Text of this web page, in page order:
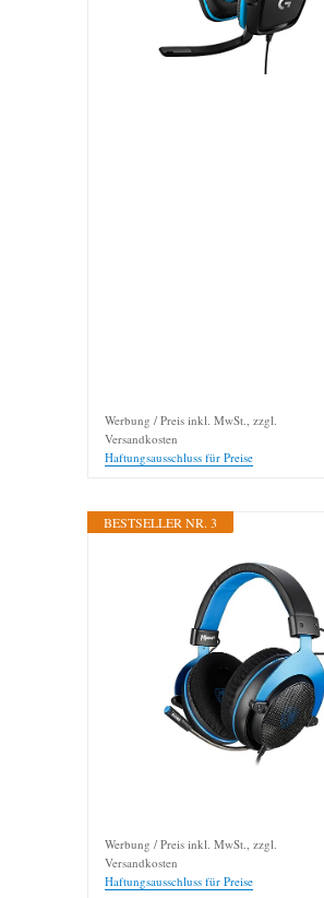
Werbung / Preis inkl. MwSt., zzgl.
Versandkosten
Haftungsausschluss für Preise
BESTSELLER NR. 3
Werbung / Preis inkl. MwSt., zzgl.
Versandkosten
Haftungsausschluss für Preise